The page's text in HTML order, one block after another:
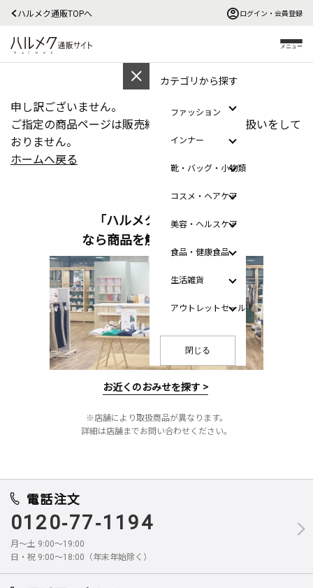
ハルメク通販TOPへ ログイン・会員登録
メニュー
カテゴリから探す
ファッション
インナー
靴・バッグ・小物類
コスメ・ヘアケア
美容・ヘルスケア
食品・健康食品
生活雑貨
アウトレットセール
閉じる
申し訳ございません。
ご指定の商品ページは販売終了か、ただ今お取扱いをして
おりません。
ホームへ戻る
「ハルメクのおみせ」
なら商品を触って選べます
お近くのおみせを探す >
※店舗により取扱商品が異なります。
詳細は店舗までお問い合わせください。
電話注文
0120-77-1194
月～土 9:00～19:00
日・祝 9:00～18:00（年末年始除く）